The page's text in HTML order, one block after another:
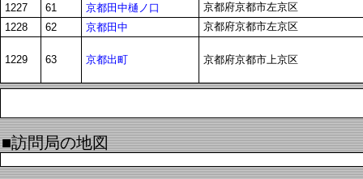
1227
61 京都田中樋ノ口
京都府京都市左京区
1228
62 京都田中 京都府京都市左京区
1229 63 京都出町 京都府京都市上京区
■訪問局の地図